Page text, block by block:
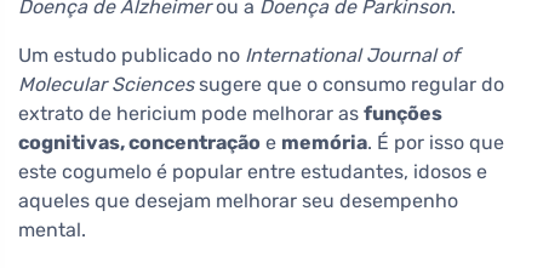
Doença de Alzheimerou a Doença de Parkinson.
Um estudo publicado no International Journal of
Molecular Sciencessugere que o consumo regular do
extrato de hericium pode melhorar as funções
cognitivas, concentração e memória. É por isso que
este cogumelo é popular entre estudantes, idosos e
aqueles que desejam melhorar seu desempenho
mental.